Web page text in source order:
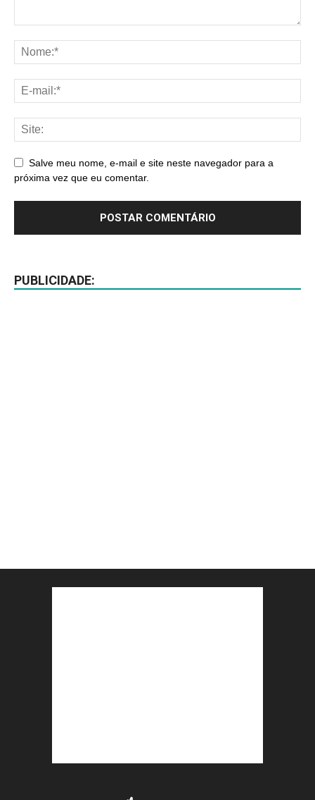
Salve meu nome, e-mail e site neste navegador para a
próxima vez que eu comentar.
PUBLICIDADE: